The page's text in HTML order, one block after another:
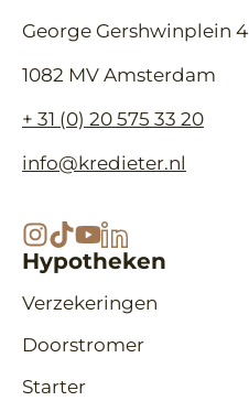
George Gershwinplein 4
1082 MV Amsterdam
+ 31 (0) 20 575 33 20
info@kredieter.nl
Hypotheken
Verzekeringen
Doorstromer
Starter